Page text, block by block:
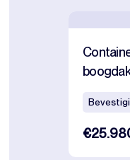
boogdak